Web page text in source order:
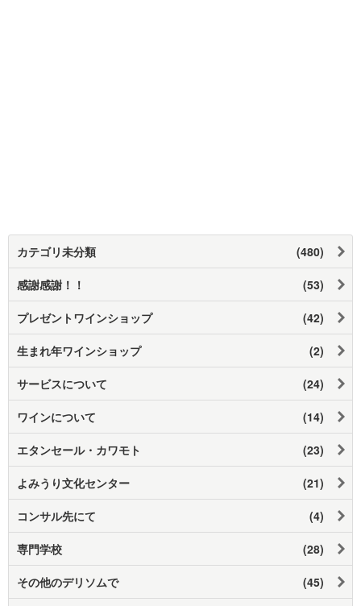
カテゴリ未分類 (480)
感謝感謝！！ (53)
プレゼントワインショップ (42)
生まれ年ワインショップ (2)
サービスについて (24)
ワインについて (14)
エタンセール・カワモト (23)
よみうり文化センター (21)
コンサル先にて (4)
専門学校 (28)
その他のデリソムで (45)